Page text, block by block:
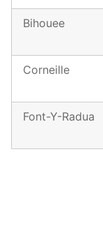
Bihouee
Corneille
Font-Y-Radua